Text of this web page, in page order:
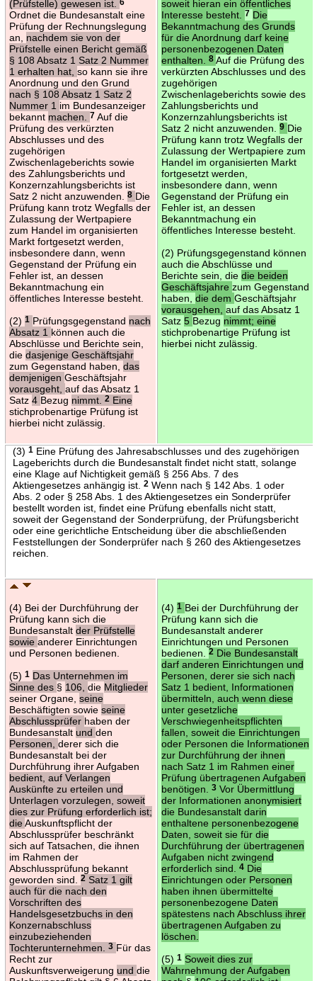
(Prüfstelle) gewesen ist.
6
Ordnet die Bundesanstalt eine
Prüfung der Rechnungslegung
an, nachdem sie von der
Prüfstelle einen Bericht gemäß
§ 108 Absatz 1 Satz 2 Nummer
1 erhalten hat, so kann sie ihre
Anordnung und den Grund
nach § 108 Absatz 1 Satz 2
Nummer 1 im Bundesanzeiger
bekannt machen. 7Auf die
Prüfung des verkürzten
Abschlusses und des
zugehörigen
Zwischenlageberichts sowie
des Zahlungsberichts und
Konzernzahlungsberichts ist
Satz 2 nicht anzuwenden.
8 Die
Prüfung kann trotz Wegfalls der
Zulassung der Wertpapiere
zum Handel im organisierten
Markt fortgesetzt werden,
insbesondere dann, wenn
Gegenstand der Prüfung ein
Fehler ist, an dessen
Bekanntmachung ein
öffentliches Interesse besteht.
(2) 1 Prüfungsgegenstand nach
Absatz 1 können auch die
Abschlüsse und Berichte sein,
die dasjenige Geschäftsjahr
zum Gegenstand haben, das
demjenigen Geschäftsjahr
vorausgeht, auf das Absatz 1
Satz 4 Bezug nimmt. 2Eine
stichprobenartige Prüfung ist
hierbei nicht zulässig.
soweit hieran ein öffentliches
Interesse besteht.
7 Die
Bekanntmachung des Grunds
für die Anordnung darf keine
personenbezogenen Daten
enthalten.
8 Auf die Prüfung des
verkürzten Abschlusses und des
zugehörigen
Zwischenlageberichts sowie des
Zahlungsberichts und
Konzernzahlungsberichts ist
Satz 2 nicht anzuwenden.
9 Die
Prüfung kann trotz Wegfalls der
Zulassung der Wertpapiere zum
Handel im organisierten Markt
fortgesetzt werden,
insbesondere dann, wenn
Gegenstand der Prüfung ein
Fehler ist, an dessen
Bekanntmachung ein
öffentliches Interesse besteht.
(2) Prüfungsgegenstand können
auch die Abschlüsse und
Berichte sein, die die beiden
Geschäftsjahre zum Gegenstand
haben, die dem Geschäftsjahr
vorausgehen, auf das Absatz 1
Satz 5 Bezug nimmt; eine
stichprobenartige Prüfung ist
hierbei nicht zulässig.
(3) 1Eine Prüfung des Jahresabschlusses und des zugehörigen
Lageberichts durch die Bundesanstalt findet nicht statt, solange
eine Klage auf Nichtigkeit gemäß § 256 Abs. 7 des
Aktiengesetzes anhängig ist.
2Wenn nach § 142 Abs. 1 oder
Abs. 2 oder § 258 Abs. 1 des Aktiengesetzes ein Sonderprüfer
bestellt worden ist, findet eine Prüfung ebenfalls nicht statt,
soweit der Gegenstand der Sonderprüfung, der Prüfungsbericht
oder eine gerichtliche Entscheidung über die abschließenden
Feststellungen der Sonderprüfer nach § 260 des Aktiengesetzes
reichen.
(4) Bei der Durchführung der
Prüfung kann sich die
Bundesanstalt der Prüfstelle
sowie anderer Einrichtungen
und Personen bedienen.
(5) 1 Das Unternehmen im
Sinne des § 106, die Mitglieder
seiner Organe, seine
Beschäftigten sowie seine
Abschlussprüfer haben der
Bundesanstalt und den
Personen, derer sich die
Bundesanstalt bei der
Durchführung ihrer Aufgaben
bedient, auf Verlangen
Auskünfte zu erteilen und
Unterlagen vorzulegen, soweit
dies zur Prüfung erforderlich ist;
dieAuskunftspflicht der
Abschlussprüfer beschränkt
sich auf Tatsachen, die ihnen
im Rahmen der
Abschlussprüfung bekannt
geworden sind.
2Satz 1 gilt
auch für die nach den
Vorschriften des
Handelsgesetzbuchs in den
Konzernabschluss
einzubeziehenden
Tochterunternehmen.
3 Für das
Recht zur
Auskunftsverweigerung und die
(4) 1 Bei der Durchführung der
Prüfung kann sich die
Bundesanstalt anderer
Einrichtungen und Personen
bedienen.
2Die Bundesanstalt
darf anderen Einrichtungen und
Personen, derer sie sich nach
Satz 1 bedient, Informationen
übermitteln, auch wenn diese
unter gesetzliche
Verschwiegenheitspflichten
fallen, soweit die Einrichtungen
oder Personen die Informationen
zur Durchführung der ihnen
nach Satz 1 im Rahmen einer
Prüfung übertragenen Aufgaben
benötigen.
3Vor Übermittlung
der Informationen anonymisiert
die Bundesanstalt darin
enthaltene personenbezogene
Daten, soweit sie für die
Durchführung der übertragenen
Aufgaben nicht zwingend
erforderlich sind.
4Die
Einrichtungen oder Personen
haben ihnen übermittelte
personenbezogene Daten
spätestens nach Abschluss ihrer
übertragenen Aufgaben zu
löschen.
(5) 1 Soweit dies zur
Wahrnehmung der Aufgaben